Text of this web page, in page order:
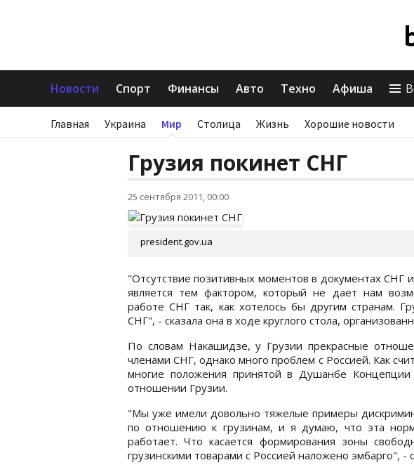
Новости Спорт Финансы Авто Техно Афиша
Главная Украина Мир Столица Жизнь Хорошие новости
Грузия покинет СНГ
25 сентября 2011, 00:00
president.gov.ua
"Отсутствие позитивных моментов в документах СНГ
является тем фактором, который не дает нам
работе СНГ так, как хотелось бы другим странам.
СНГ", - сказала она в ходе круглого стола,
По словам Накашидзе, у Грузии прекрасные
членами СНГ, однако много проблем с Россией. Как
многие положения принятой в Душанбе
отношении Грузии.
"Мы уже имели довольно тяжелые примеры
по отношению к грузинам, и я думаю, что эта
работает. Что касается формирования зоны
грузинскими товарами с Россией наложено эмбарго", -